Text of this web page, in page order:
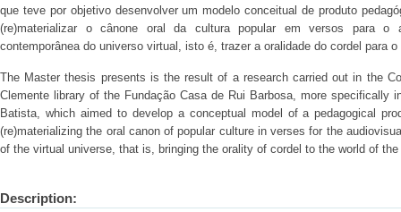
que teve por objetivo desenvolver um modelo conceitual de produto
(re)materializar o cânone oral da cultura popular em versos para o
contemporânea do universo virtual, isto é, trazer a oralidade do cordel para
The Master thesis presents is the result of a research carried out in the
Clemente library of the Fundação Casa de Rui Barbosa, more specifically
Batista, which aimed to develop a conceptual model of a pedagogical
(re)materializing the oral canon of popular culture in verses for the
of the virtual universe, that is, bringing the orality of cordel to the world of
Description: